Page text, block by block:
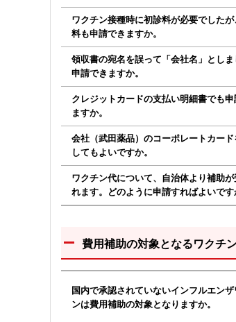
ワクチン接種時に初診料が必要でした
料も申請できますか。
領収書の宛名を誤って「会社名」としま
申請できますか。
クレジットカードの支払い明細書でも申
ますか。
会社（武田薬品）のコーポレートカード
してもよいですか。
ワクチン代について、自治体より補助が
れます。どのように申請すればよいです
費用補助の対象となるワクチ
国内で承認されていないインフルエン
ンは費用補助の対象となりますか。